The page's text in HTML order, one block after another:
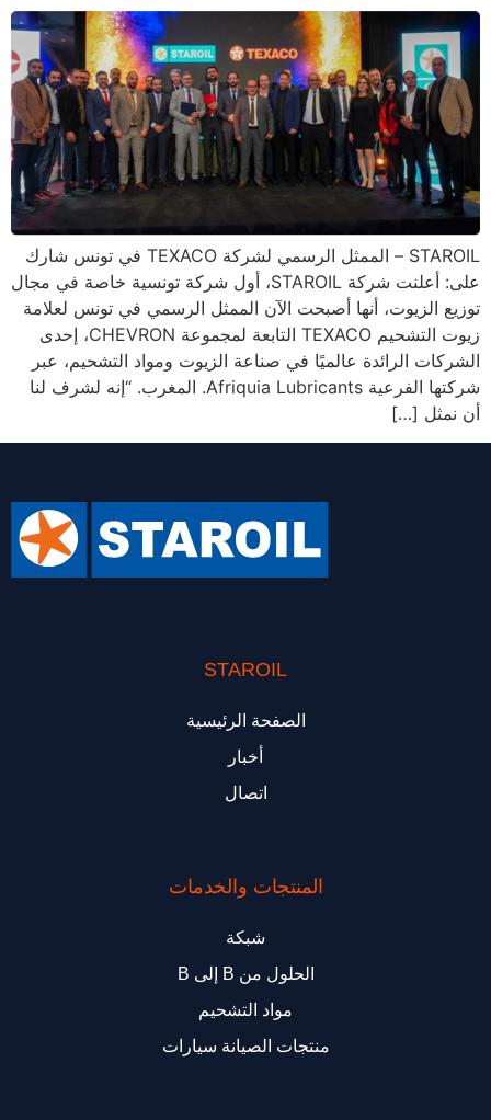
STAROIL – الممثل الرسمي لشركة TEXACO في تونس شارك
على: أعلنت شركة STAROIL، أول شركة تونسية خاصة في مجال
توزيع الزيوت، أنها أصبحت الآن الممثل الرسمي في تونس لعلامة
زيوت التشحيم TEXACO التابعة لمجموعة CHEVRON، إحدى
الشركات الرائدة عالميًا في صناعة الزيوت ومواد التشحيم، عبر
شركتها الفرعية Afriquia Lubricants. المغرب. “إنه لشرف لنا
أن نمثل […]
STAROIL
الصفحة الرئيسية
أخبار
اتصال
المنتجات والخدمات
شبكة
الحلول من B إلى B
مواد التشحيم
منتجات الصيانة سيارات